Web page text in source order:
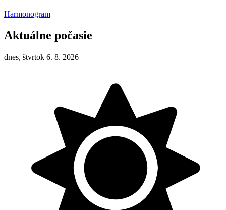
Harmonogram
Aktuálne počasie
dnes, štvrtok 6. 8. 2026